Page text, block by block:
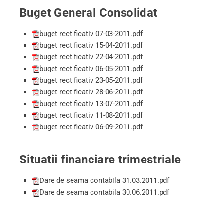
Buget General Consolidat
buget rectificativ 07-03-2011.pdf
buget rectificativ 15-04-2011.pdf
buget rectificativ 22-04-2011.pdf
buget rectificativ 06-05-2011.pdf
buget rectificativ 23-05-2011.pdf
buget rectificativ 28-06-2011.pdf
buget rectificativ 13-07-2011.pdf
buget rectificativ 11-08-2011.pdf
buget rectificativ 06-09-2011.pdf
Situatii financiare trimestriale
Dare de seama contabila 31.03.2011.pdf
Dare de seama contabila 30.06.2011.pdf